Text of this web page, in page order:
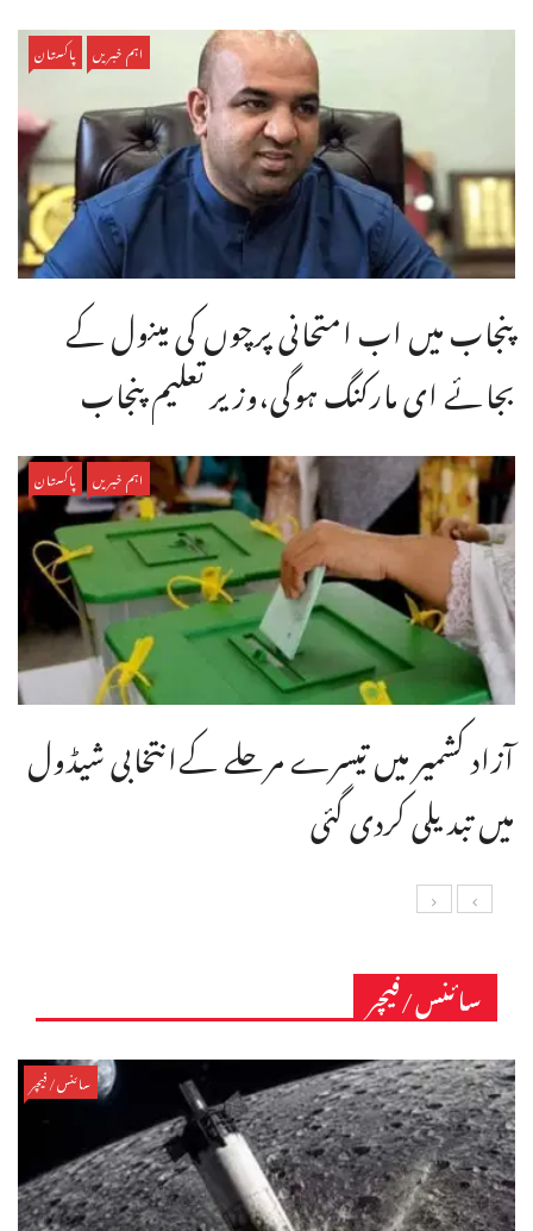
اہم خبریں پاکستان
پنجاب میں اب امتحانی پرچوں کی مینول کے
بجائے ای مارکنگ ہوگی،وزیر تعلیم پنجاب
اہم خبریں پاکستان
آزاد کشمیر میں تیسرے مرحلے کےانتخابی شیڈول
میں تبدیلی کردی گئی
سائنس/فیچر
سائنس/فیچر